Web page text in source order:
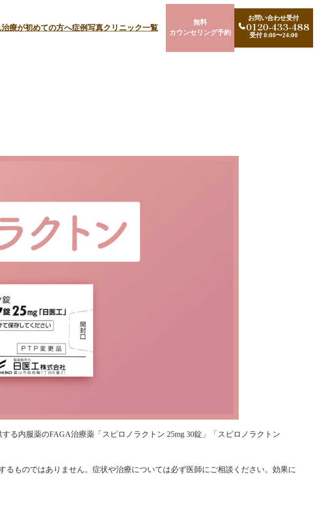
治療が初めての方へ症例写真クリニック一覧
無料
カウンセリング予約
お問い合わせ受付
0120-433-488
受付 8:00〜24:00
る内服薬のFAGA治療薬「スピロノラクトン 25mg 30錠」「スピロノラクトン
ものではありません。症状や治療については必ず医師にご相談ください。効果に